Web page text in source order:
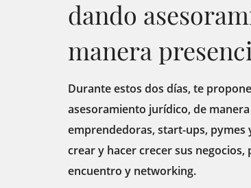
dando
manera
Durante estos dos días, te
asesoramiento jurídico, de
emprendedoras, start-ups, pymes
crear y hacer crecer sus
encuentro y networking.